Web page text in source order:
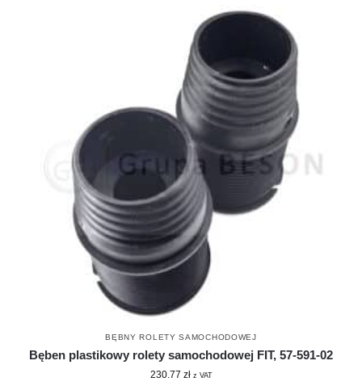
BĘBNY ROLETY SAMOCHODOWEJ
Bęben plastikowy rolety samochodowej FIT, 57-591-02
230.77 zł z VAT